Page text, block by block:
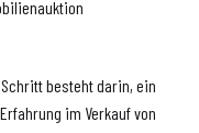
besteht darin, ein
im Verkauf von